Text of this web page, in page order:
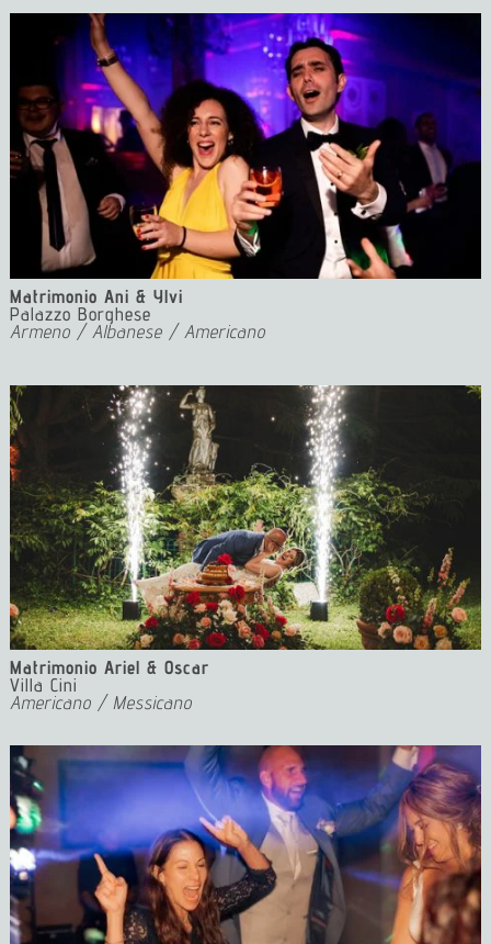
Matrimonio Ani & Ylvi
Palazzo Borghese
Armeno / Albanese / Americano
Matrimonio Ariel & Oscar
Villa Cini
Americano / Messicano